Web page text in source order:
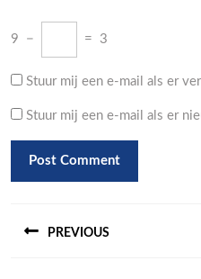
9 − = 3
Stuur mij een e-mail als er
Stuur mij een e-mail als er
PREVIOUS